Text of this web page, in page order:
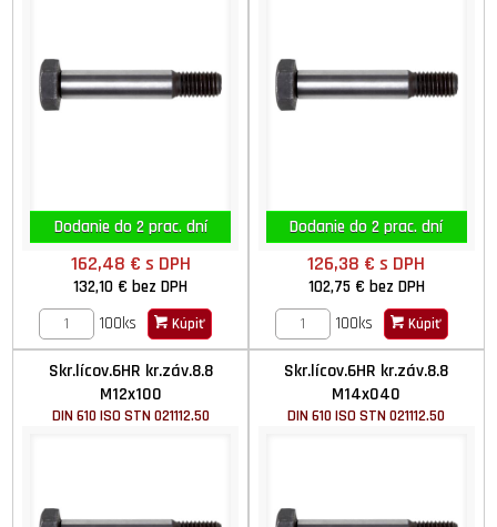
Dodanie do 2 prac. dní
162,48 € s DPH
132,10 €bez DPH
100ks
Kúpiť
Dodanie do 2 prac. dní
126,38 €s DPH
102,75 € bez DPH
100ks
Kúpiť
Skr.lícov.6HR kr.záv.8.8
M12x100
DIN 610 ISO STN 021112.50
Skr.lícov.6HR kr.záv.8.8
M14x040
DIN 610 ISO STN 021112.50